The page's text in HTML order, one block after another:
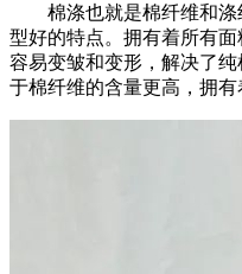
棉涤也就是棉纤维和涤
型好的特点。拥有着所有
容易变皱和变形，解决了
于棉纤维的含量更高，拥有